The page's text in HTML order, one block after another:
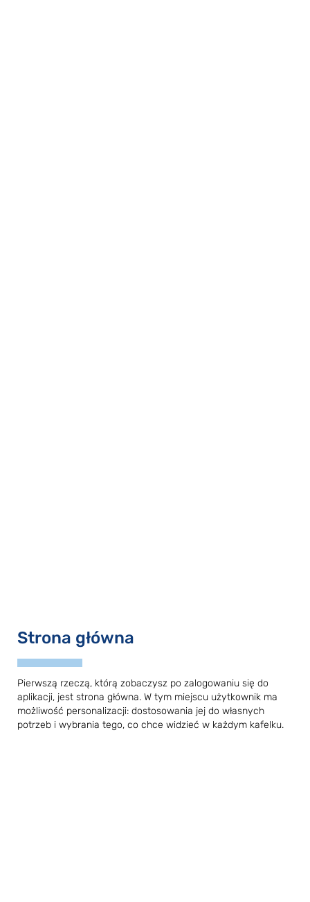
Strona główna
Pierwszą rzeczą, którą zobaczysz po zalogowaniu się do
aplikacji, jest strona główna. W tym miejscu użytkownik ma
możliwość personalizacji: dostosowania jej do własnych
potrzeb i wybrania tego, co chce widzieć w każdym kafelku.